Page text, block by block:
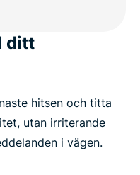
ditt
hitsen och titta
utan irriterande
i vägen.